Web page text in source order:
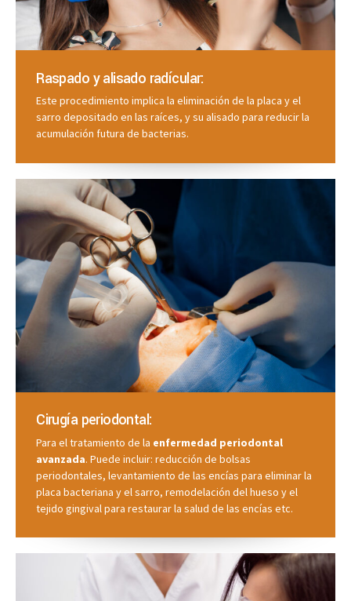
Raspado y alisado radícular:
Este procedimiento implica la eliminación de la placa y el
sarro depositado en las raíces, y su alisado para reducir la
acumulación futura de bacterias.
Cirugía periodontal:
Para el tratamiento de la enfermedad periodontal
avanzada. Puede incluir: reducción de bolsas
periodontales, levantamiento de las encías para eliminar la
placa bacteriana y el sarro, remodelación del hueso y el
tejido gingival para restaurar la salud de las encías etc.